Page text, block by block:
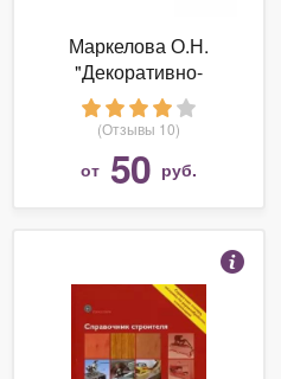
Маркелова О.Н.
"Декоративно-
прикладное
творчество. Изделия
из древесины и
природного
(Отзывы 10)
от 50 руб.